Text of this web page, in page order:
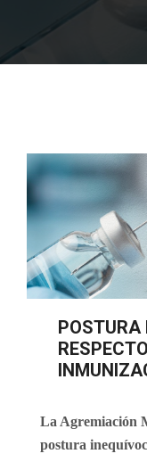
POSTURA
La Agremiación
postura